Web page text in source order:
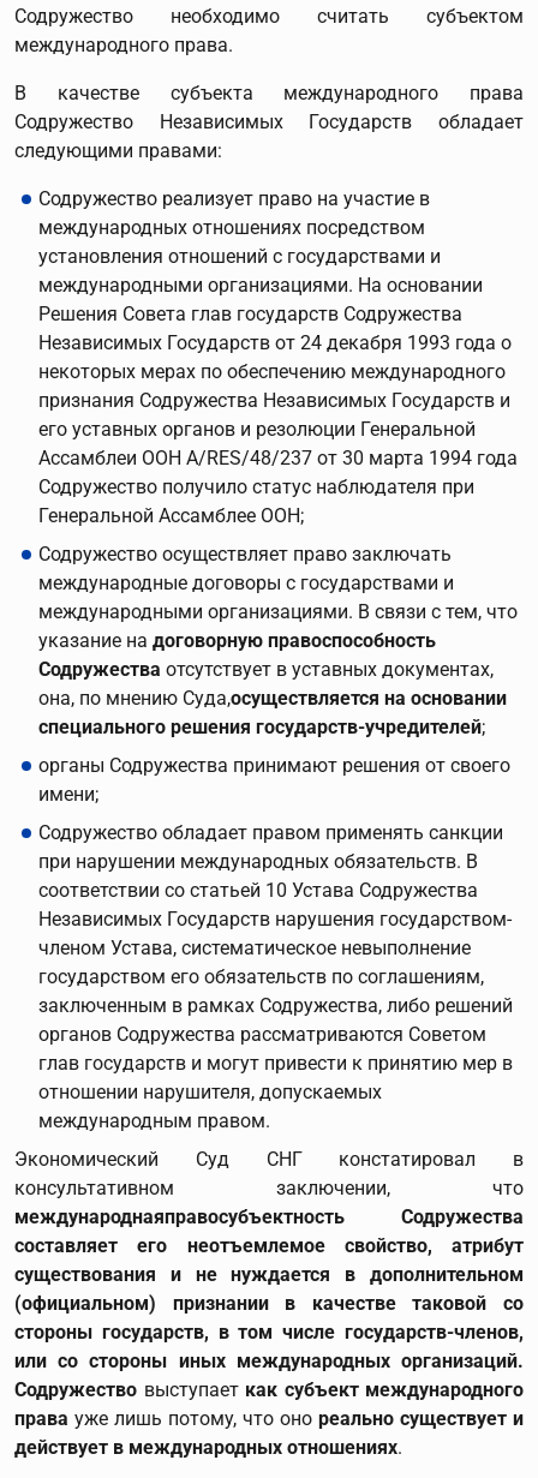
Содружество необходимо считать субъектом
международного права.
В качестве субъекта международного права
Содружество Независимых Государств обладает
следующими правами:
Содружество реализует право на участие в
международных отношениях посредством
установления отношений с государствами и
международными организациями. На основании
Решения Совета глав государств Содружества
Независимых Государств от 24 декабря 1993 года о
некоторых мерах по обеспечению международного
признания Содружества Независимых Государств и
его уставных органов и резолюции Генеральной
Ассамблеи ООН А/RES/48/237 от 30 марта 1994 года
Содружество получило статус наблюдателя при
Генеральной Ассамблее ООН;
Содружество осуществляет право заключать
международные договоры с государствами и
международными организациями. В связи с тем, что
указание на договорную правоспособность
Содружества отсутствует в уставных документах,
она, по мнению Суда,осуществляется на основании
специального решения государств-учредителей;
органы Содружества принимают решения от своего
имени;
Содружество обладает правом применять санкции
при нарушении международных обязательств. В
соответствии со статьей 10 Устава Содружества
Независимых Государств нарушения государством-
членом Устава, систематическое невыполнение
государством его обязательств по соглашениям,
заключенным в рамках Содружества, либо решений
органов Содружества рассматриваются Советом
глав государств и могут привести к принятию мер в
отношении нарушителя, допускаемых
международным правом.
Экономический Суд СНГ констатировал в
консультативном заключении, что
международнаяправосубъектность Содружества
составляет его неотъемлемое свойство, атрибут
существования и не нуждается в дополнительном
(официальном) признании в качестве таковой со
стороны государств, в том числе государств-членов,
или со стороны иных международных организаций.
Содружество выступает как субъект международного
права уже лишь потому, что оно реально существует и
действует в международных отношениях.